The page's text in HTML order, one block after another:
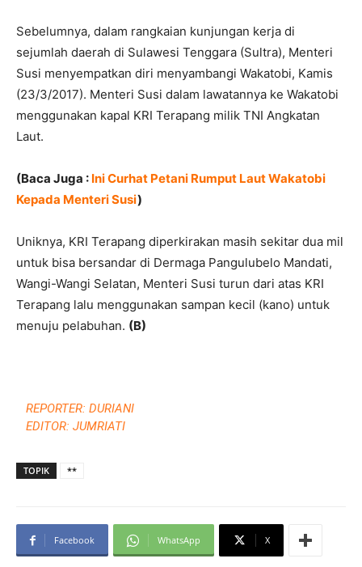
Sebelumnya, dalam rangkaian kunjungan kerja di
sejumlah daerah di Sulawesi Tenggara (Sultra), Menteri
Susi menyempatkan diri menyambangi Wakatobi, Kamis
(23/3/2017). Menteri Susi dalam lawatannya ke Wakatobi
menggunakan kapal KRI Terapang milik TNI Angkatan
Laut.
(Baca Juga : Ini Curhat Petani Rumput Laut Wakatobi
Kepada Menteri Susi)
Uniknya, KRI Terapang diperkirakan masih sekitar dua mil
untuk bisa bersandar di Dermaga Pangulubelo Mandati,
Wangi-Wangi Selatan, Menteri Susi turun dari atas KRI
Terapang lalu menggunakan sampan kecil (kano) untuk
menuju pelabuhan. (B)
REPORTER: DURIANI
EDITOR: JUMRIATI
TOPIK **
Facebook WhatsApp X